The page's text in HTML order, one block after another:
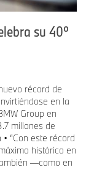
su 40º
récord de
en la
Group en
millones de
“Con este récord
histórico en
—como en